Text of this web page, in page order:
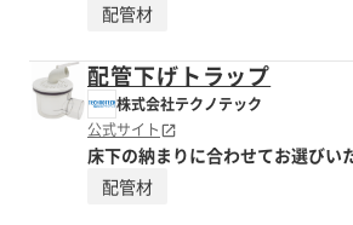
配管材
配管下げトラップ
株式会社テクノテック
公式サイト
床下の納まりに合わせてお選びい
配管材